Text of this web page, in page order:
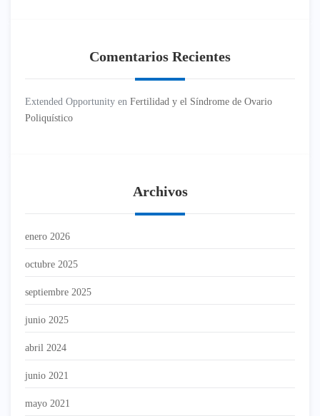
Comentarios Recientes
Extended Opportunity en Fertilidad y el Síndrome de Ovario
Poliquístico
Archivos
enero 2026
octubre 2025
septiembre 2025
junio 2025
abril 2024
junio 2021
mayo 2021